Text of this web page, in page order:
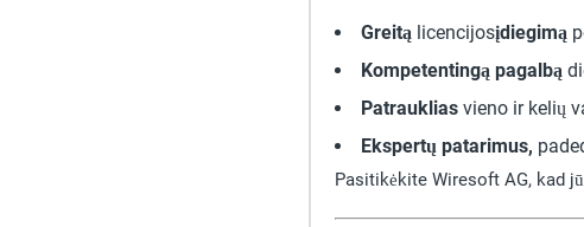
Greitą licencijosįdiegimą
Kompetentingą pagalbą
Patrauklias vieno ir kelių
Ekspertų patarimus,
Pasitikėkite Wiresoft AG, kad